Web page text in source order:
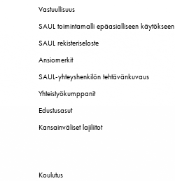
Vastuullisuus
SAUL toimintamalli epäasialliseen käytökseen
SAUL rekisteriseloste
Ansiomerkit
SAUL-yhteyshenkilön tehtävänkuvaus
Yhteistyökumppanit
Edustusasut
Kansainväliset lajiliitot
Koulutus